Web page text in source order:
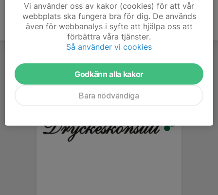
Vi använder oss av kakor (cookies) för att vår
webbplats ska fungera bra för dig. De används
även för webbanalys i syfte att hjälpa oss att
förbättra våra tjänster.
Så använder vi cookies
Godkänn alla kakor
Bara nödvändiga